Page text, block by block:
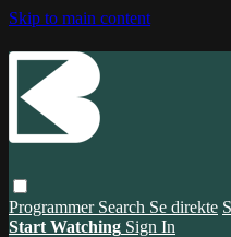
Skip to main content
Programmer Search Se direkte
Start Watching Sign In